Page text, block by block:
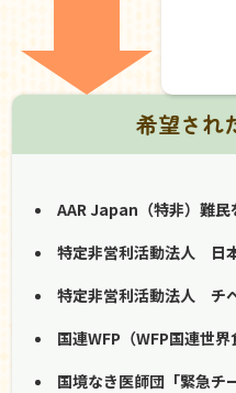
希望され
AAR Japan（特非）難民
特定非営利活動法人 日
特定非営利活動法人 チ
国連WFP（WFP国連世界
国境なき医師団「緊急チ